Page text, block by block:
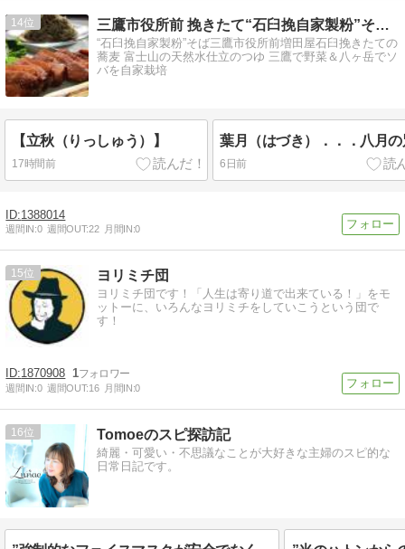
14 三鷹市役所前 挽きたて“石臼挽自家製粉”そば増田屋
“石臼挽自家製粉”そば三鷹市役所前増田屋石臼挽きたての
蕎麦 富士山の天然水仕立のつゆ 三鷹で野菜＆八ヶ岳でソ
バを自家栽培
【立秋（りっしゅう）】
17時間前
葉月（はづき）．．．八月
6日前
1388014
週間IN:0 週間OUT:22 月間IN:0
15 ヨリミチ団
ヨリミチ団です！「人生は寄り道で出来ている！」をモ
ットーに、いろんなヨリミチをしていこうという団で
す！
1870908 1
週間IN:0 週間OUT:16 月間IN:0
16 Tomoeのスピ探訪記
綺麗・可愛い・不思議なことが大好きな主婦のスピ的な
日常日記です。